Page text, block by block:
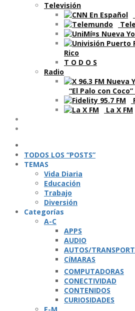
Televisión
Rico
T O D O S
Radio
“El Palo con Coco”
La X FM
TODOS LOS “POSTS”
TEMAS
Vida Diaria
Educación
Trabajo
Diversión
Categorí­as
A-C
APPS
AUDIO
AUTOS/
CíMARAS
COMPUTADORAS
CONECTIVIDAD
CONTENIDOS
CURIOSIDADES